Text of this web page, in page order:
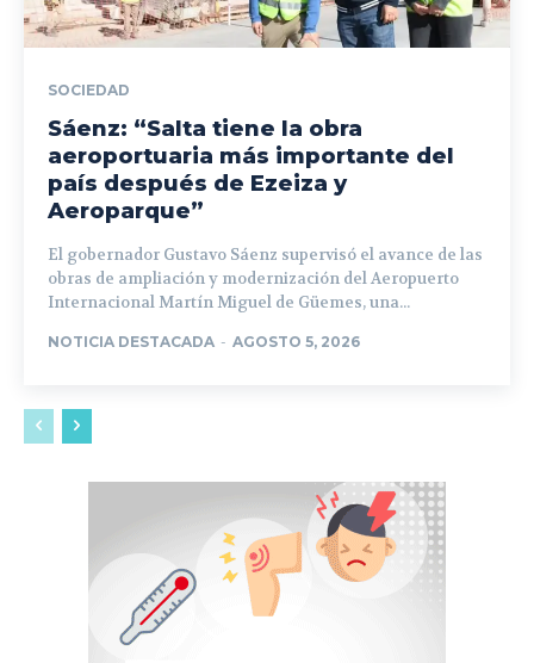
SOCIEDAD
Sáenz: “Salta tiene la obra
aeroportuaria más importante del
país después de Ezeiza y
Aeroparque”
El gobernador Gustavo Sáenz supervisó el avance de las
obras de ampliación y modernización del Aeropuerto
Internacional Martín Miguel de Güemes, una...
NOTICIA DESTACADA - AGOSTO 5, 2026